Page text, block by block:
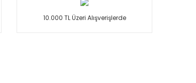
10.000 TL Üzeri Alışverişlerde